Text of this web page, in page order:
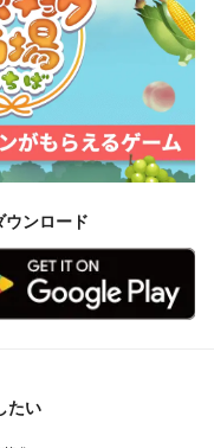
ンロード
たい